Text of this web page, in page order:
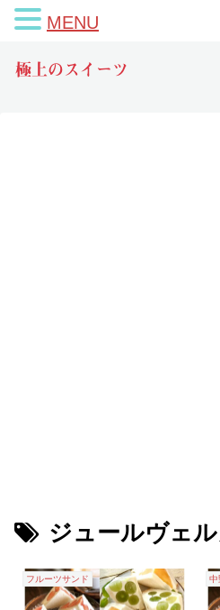
極上のスイーツ
ジュールヴェ
フルーツサンド 中
MENU